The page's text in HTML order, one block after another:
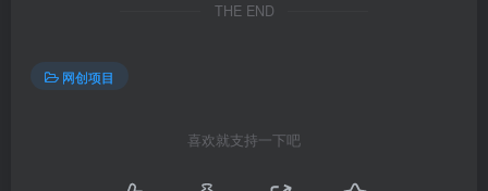
THE END
网创项目
喜欢就支持一下吧